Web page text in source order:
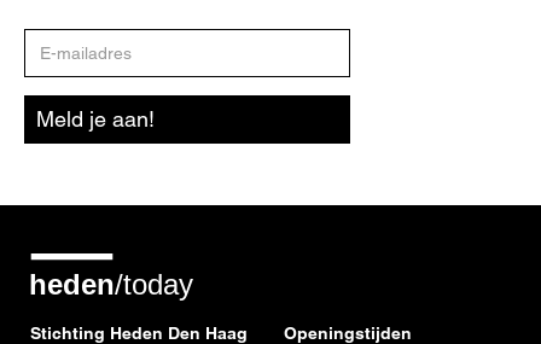
mailadres
Meld je aan!
Stichting Heden Den Haag Openingstijden